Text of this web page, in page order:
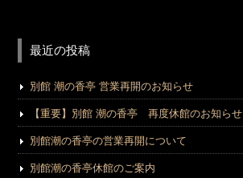
最近の投稿
別館 潮の香亭 営業再開のお知らせ
【重要】別館 潮の香亭 再度休館のお知らせ
別館潮の香亭の営業再開について
別館潮の香亭休館のご案内